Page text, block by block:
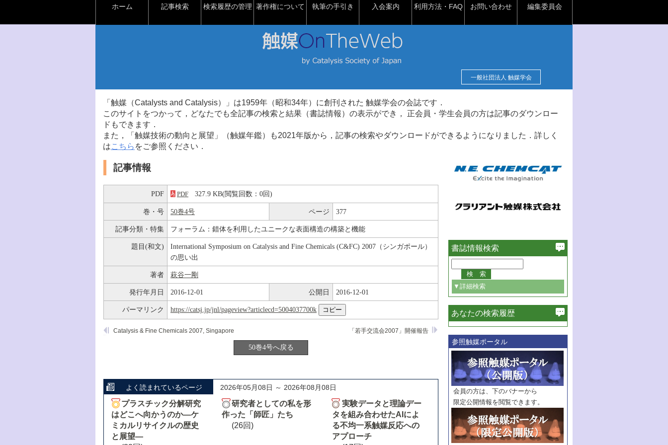
ホーム 記事検索 検索履歴の管理 著作権について 執筆の手引き 入会案内 利用方法・FAQ お問い合わせ 編集委員会
一般社団法人 触媒学会
「触媒（Catalysts and Catalysis）」は1959年（昭和34年）に創刊された 触媒学会の会誌です．
このサイトをつかって，どなたでも全記事の検索と結果（書誌情報）の表示ができ， 正会員・学生会員の方は記事のダウンロー
ドもできます．
また，「触媒技術の動向と展望」（触媒年鑑）も2021年版から，記事の検索やダウンロードができるようになりました．詳しく
はこちら をご参照ください．
記事情報
PDF PDF 327.9 KB(閲覧回数：0回)
巻・号 50巻4号 ページ 377
記事分類・特集 フォーラム：錯体を利用したユニークな表面構造の構築と機能
題目(和文)
International Symposium on Catalysis and Fine Chemicals (C&FC) 2007（シンガポール）
の思い出
著者 萩谷一剛
発行年月日 2016-12-01 公開日 2016-12-01
パーマリンク https://catsj.jp/jnl/pageview?articlecd=5004037700k
「若手交流会2007」開催報告
Catalysis & Fine Chemicals 2007, Singapore
50巻4号へ戻る
よく読まれているページ 2026年05月08日 ～ 2026年08月08日
プラスチック分解研究
はどこへ向かうのか―ケ
ミカルリサイクルの歴史
と展望―
研究者としての私を形
作った「師匠」たち
(26回)
実験データと理論デー
タを組み合わせたAIによ
る不均一系触媒反応への
アプローチ
書誌情報検索
▼詳細検索
必ず含む
巻・号指定
巻
号
範囲指定
巻
号～
巻
号
触媒年鑑
年度
記事種別
マーク：
マークあり
あなたの検索履歴
参照触媒ポータル
会員の方は、下のバナーから
限定公開情報を閲覧できます。